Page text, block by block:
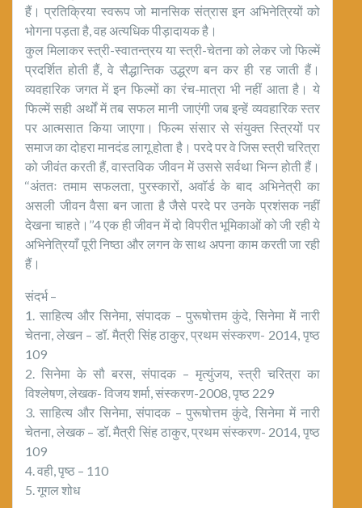
हैं। प्रतिक्रिया स्वरूप जो मानसिक संत्रास इन अभिनेत्रियों को
भोगना पड़ता है, वह अत्यधिक पीड़ादायक है।
कुल मिलाकर स्त्री-स्वातन्त्रय या स्त्री-चेतना को लेकर जो फिल्में
प्रदर्शित होती हैं, वे सैद्धान्तिक उद्ध्रण बन कर ही रह जाती हैं।
व्यवहारिक जगत में इन फिल्मों का रंच-मात्रा भी नहीं आता है। ये
फिल्में सही अर्थों में तब सफल मानी जाएंगी जब इन्हें व्यवहारिक स्तर
पर आत्मसात किया जाएगा। फिल्म संसार से संयुक्त स्त्रियों पर
समाज का दोहरा मानदंड लागू होता है। परदे पर वे जिस स्त्री चरित्रा
को जीवंत करती हैं, वास्तविक जीवन में उससे सर्वथा भिन्न होती हैं।
‘‘अंततः तमाम सफलता, पुरस्कारों, अवॉर्ड के बाद अभिनेत्री का
असली जीवन वैसा बन जाता है जैसे परदे पर उनके प्रशंसक नहीं
देखना चाहते।’’4 एक ही जीवन में दो विपरीत भूमिकाओं को जी रही ये
अभिनेत्रियाँ पूरी निष्ठा और लगन के साथ अपना काम करती जा रही
हैं।
संदर्भ –
1. साहित्य और सिनेमा, संपादक – पुरूषोत्तम कुंदे, सिनेमा मेें नारी
चेतना, लेखन – डॉ. मैत्री सिंह ठाकुर, प्रथम संस्करण- 2014, पृष्ठ
109
2. सिनेमा के सौ बरस, संपादक – मृत्युंजय, स्त्री चरित्रा का
विश्लेषण, लेखक- विजय शर्मा, संस्करण-2008, पृष्ठ 229
3. साहित्य और सिनेमा, संपादक – पुरूषोत्तम कुंदे, सिनेमा में नारी
चेतना, लेखक – डॉ. मैत्री सिंह ठाकुर, प्रथम संस्करण- 2014, पृष्ठ
109
4. वही, पृष्ठ – 110
5. गूगल शोध